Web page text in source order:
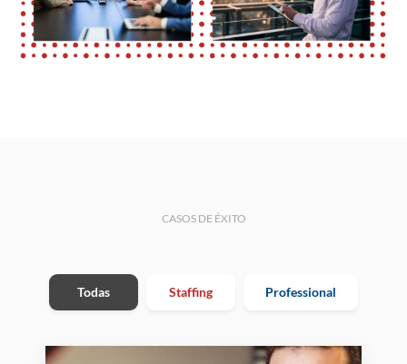
CASOS DE ÉXITO
Todas Staffing Professional